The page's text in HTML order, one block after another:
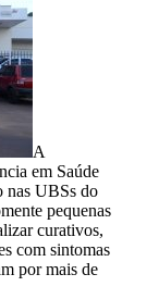
A
em Saúde
nas UBSs do
pequenas
curativos,
com sintomas
por mais de